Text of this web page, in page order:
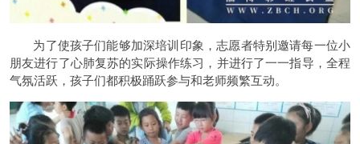
为了使孩子们能够加深培训印象，志愿者特别邀请每一位小
朋友进行了心肺复苏的实际操作练习，并进行了一一指导，全程
气氛活跃，孩子们都积极踊跃参与和老师频繁互动。